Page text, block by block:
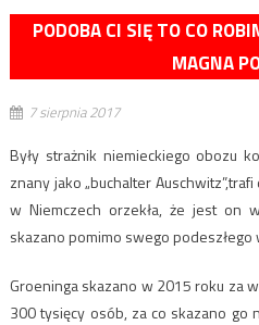
PODOBA CI SIĘ TO CO
MAGNA
7 sierpnia 2017
Były strażnik niemieckiego obozu
znany jako „buchalter
w Niemczech orzekła, że jest on
skazano pomimo swego podeszłego
Groeninga skazano w 2015 roku za
300 tysięcy osób, za co skazano go